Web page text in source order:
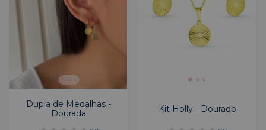
Dupla de Medalhas -
Dourada
Kit Holly - Dourado